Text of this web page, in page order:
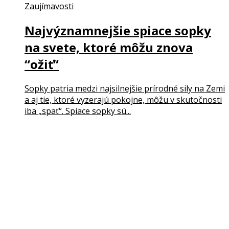
Zaujímavosti
Najvýznamnejšie spiace sopky
na svete, ktoré môžu znova
“ožiť”
Sopky patria medzi najsilnejšie prírodné sily na Zemi
a aj tie, ktoré vyzerajú pokojne, môžu v skutočnosti
iba „spať“. Spiace sopky sú...